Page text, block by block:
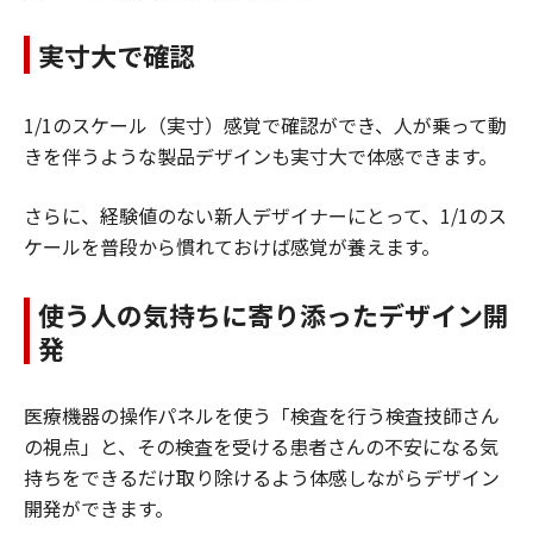
実寸大で確認
1/1のスケール（実寸）感覚で確認ができ、人が乗って動
きを伴うような製品デザインも実寸大で体感できます。
さらに、経験値のない新人デザイナーにとって、1/1のス
ケールを普段から慣れておけば感覚が養えます。
使う人の気持ちに寄り添ったデザイン開
発
医療機器の操作パネルを使う「検査を行う検査技師さん
の視点」と、その検査を受ける患者さんの不安になる気
持ちをできるだけ取り除けるよう体感しながらデザイン
開発ができます。